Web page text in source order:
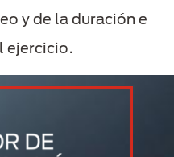
y de la duración e
ejercicio.